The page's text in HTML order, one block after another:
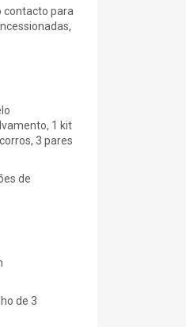
contacto para
1 kit
3 pares
de
de 3